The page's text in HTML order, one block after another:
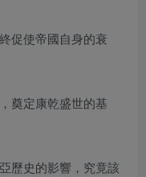
促使帝國自身的衰
奠定康乾盛世的基
歷史的影響，究竟該